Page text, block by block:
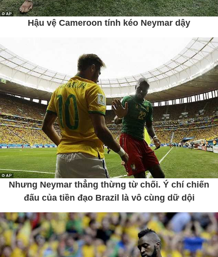
Hậu vệ Cameroon tính kéo Neymar dậy
Nhưng Neymar thẳng thừng từ chối. Ý chí chiến
đấu của tiền đạo Brazil là vô cùng dữ dội